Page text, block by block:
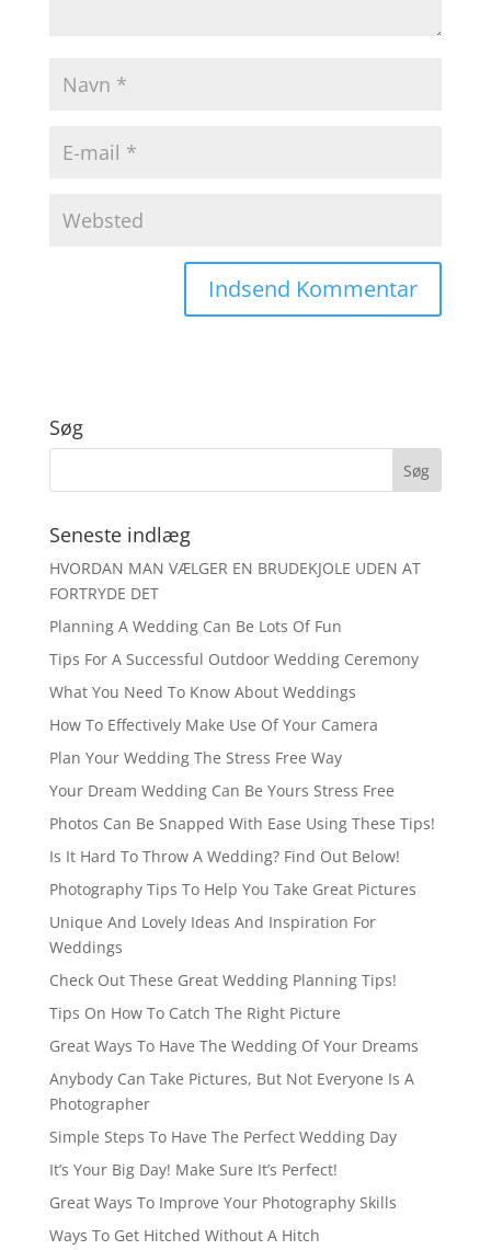
Søg
Seneste indlæg
HVORDAN MAN VÆLGER EN BRUDEKJOLE UDEN AT
FORTRYDE DET
Planning A Wedding Can Be Lots Of Fun
Tips For A Successful Outdoor Wedding Ceremony
What You Need To Know About Weddings
How To Effectively Make Use Of Your Camera
Plan Your Wedding The Stress Free Way
Your Dream Wedding Can Be Yours Stress Free
Photos Can Be Snapped With Ease Using These Tips!
Is It Hard To Throw A Wedding? Find Out Below!
Photography Tips To Help You Take Great Pictures
Unique And Lovely Ideas And Inspiration For
Weddings
Check Out These Great Wedding Planning Tips!
Tips On How To Catch The Right Picture
Great Ways To Have The Wedding Of Your Dreams
Anybody Can Take Pictures, But Not Everyone Is A
Photographer
Simple Steps To Have The Perfect Wedding Day
It’s Your Big Day! Make Sure It’s Perfect!
Great Ways To Improve Your Photography Skills
Ways To Get Hitched Without A Hitch